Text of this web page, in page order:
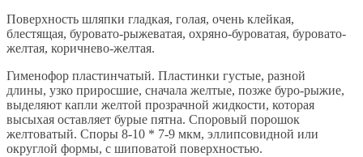
Поверхность шляпки гладкая, голая, очень клейкая,
блестящая, буровато-рыжеватая, охряно-буроватая, буровато-
желтая, коричнево-желтая.
Гименофор пластинчатый. Пластинки густые, разной
длины, узко приросшие, сначала желтые, позже буро-рыжие,
выделяют капли желтой прозрачной жидкости, которая
высыхая оставляет бурые пятна. Споровый порошок
желтоватый. Споры 8-10 * 7-9 мкм, эллипсовидной или
округлой формы, с шиповатой поверхностью.